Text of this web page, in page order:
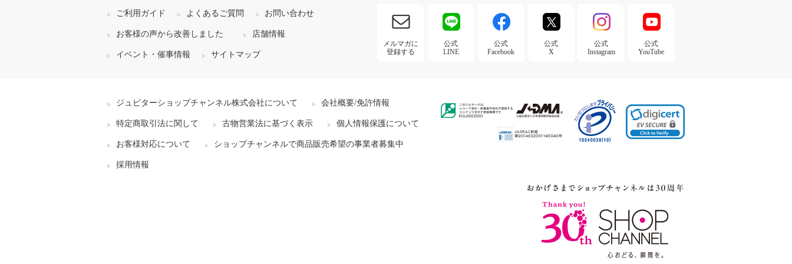
ご利用ガイド よくあるご質問 お問い合わせ
お客様の声から改善しました 店舗情報
イベント・催事情報 サイトマップ
メルマガに
登録する
公式
LINE
公式
Facebook
公式
X
公式
Instagram
公式
YouTube
ジュピターショップチャンネル株式会社について 会社概要/免許情報
特定商取引法に関して 古物営業法に基づく表示 個人情報保護について
お客様対応について ショップチャンネルで商品販売希望の事業者募集中
採用情報